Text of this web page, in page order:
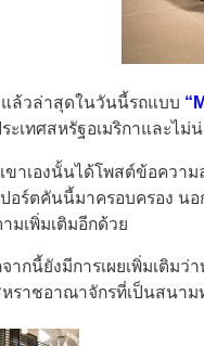
ล้วล่าสุดในวันนี้รถแบบ
ะเทศสหรัฐอเมริกาและไ
ขาเองนั้นได้โพสต์ข้อความ
อร์ตคันนี้มาครอบครอง นอ
มเพิ่มเติมอีกด้วย
ากนี้ยังมีการเผยเพิ่มเติมว่า
ราชอาณาจักรที่เป็นสนาม